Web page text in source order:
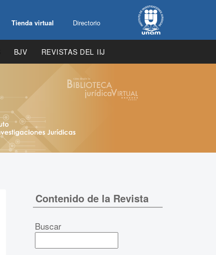
Tienda virtual Directorio
BJV REVISTAS DEL IIJ
Contenido de la Revista
Buscar